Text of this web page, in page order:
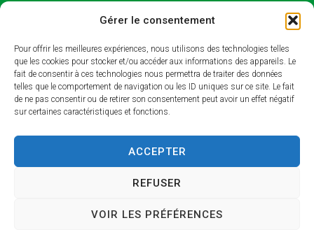
Gérer le consentement
Pour offrir les meilleures expériences, nous utilisons des technologies telles
que les cookies pour stocker et/ou accéder aux informations des appareils. Le
fait de consentir à ces technologies nous permettra de traiter des données
telles que le comportement de navigation ou les ID uniques sur ce site. Le fait
de ne pas consentir ou de retirer son consentement peut avoir un effet négatif
sur certaines caractéristiques et fonctions.
ACCEPTER
REFUSER
VOIR LES PRÉFÉRENCES
SICTO
M
Syndicat
Intercomm
unal de
Collecte et
de
Traitement
Ordures
Ménagères
es
d’ouve
rture
Lundi et